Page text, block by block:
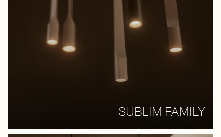
SUBLIM FAMILY